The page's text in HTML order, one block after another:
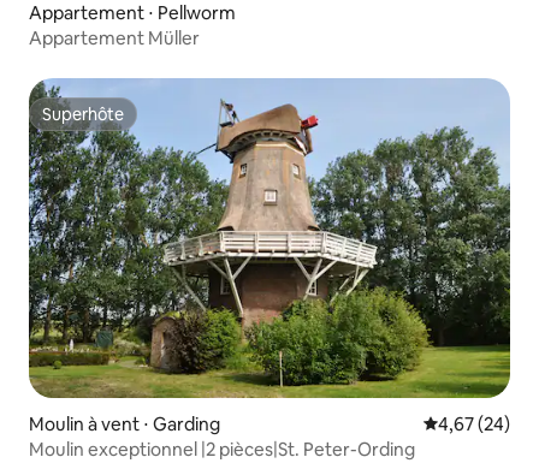
Appartement ⋅ Pellworm
Appartement Müller
Superhôte
Superhôte
Moulin à vent ⋅ Garding Évaluation
4,67 (24)
Moulin exceptionnel |2 pièces|St. Peter-Ording